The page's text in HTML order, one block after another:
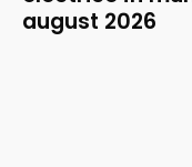
august 2026